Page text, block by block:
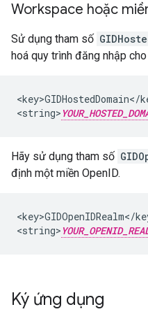
Workspace hoặc
Sử dụng tham số
hoá quy trình đăng nhập
<key>GIDHostedDomain</
<string>
Hãy sử dụng tham số
định một miền OpenID.
<key>GIDOpenIDRealm</
<string>
Ký ứng dụng